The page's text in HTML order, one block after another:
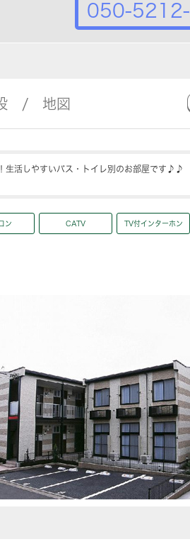
050-
地図
生活しやすいバス・トイレ別のお部屋です♪♪
ン CATV TV付インターホン